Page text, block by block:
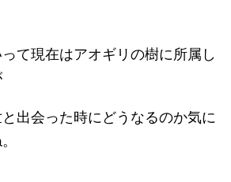
て現在はアオギリの樹に所属し
出会った時にどうなるのか気に